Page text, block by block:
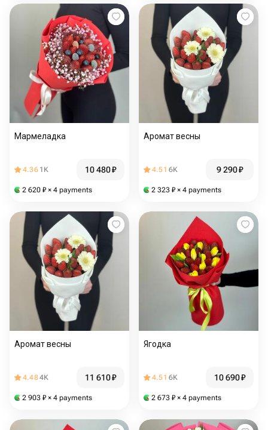
Мармеладка
4.36 1K 10 480₽
2 620 ₽ × 4 payments
Аромат весны
4.51 6K 9 290₽
2 323 ₽ × 4 payments
Аромат весны
4.484K 11 610₽
2 903 ₽ × 4 payments
Ягодка
4.51 6K 10 690₽
2 673 ₽ × 4 payments